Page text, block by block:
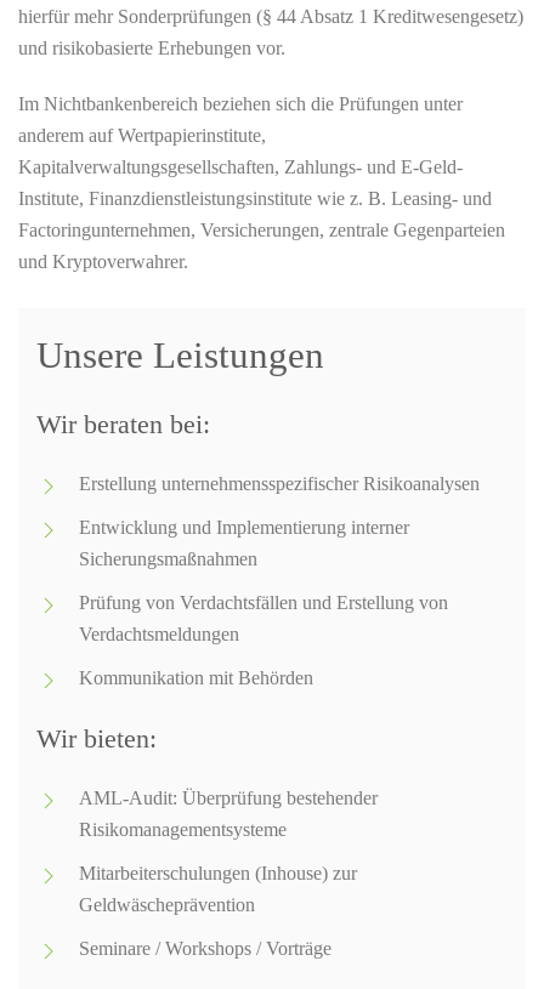
hierfür mehr Sonderprüfungen (§ 44 Absatz 1 Kreditwesengesetz)
und risikobasierte Erhebungen vor.
Im Nichtbankenbereich beziehen sich die Prüfungen unter
anderem auf Wertpapierinstitute,
Kapitalverwaltungsgesellschaften, Zahlungs- und E-Geld-
Institute, Finanzdienstleistungsinstitute wie z. B. Leasing- und
Factoringunternehmen, Versicherungen, zentrale Gegenparteien
und Kryptoverwahrer.
Unsere Leistungen
Wir beraten bei:
Erstellung unternehmensspezifischer Risikoanalysen
Entwicklung und Implementierung interner
Sicherungsmaßnahmen
Prüfung von Verdachtsfällen und Erstellung von
Verdachtsmeldungen
Kommunikation mit Behörden
Wir bieten:
AML-Audit: Überprüfung bestehender
Risikomanagementsysteme
Mitarbeiterschulungen (Inhouse) zur
Geldwäscheprävention
Seminare / Workshops / Vorträge